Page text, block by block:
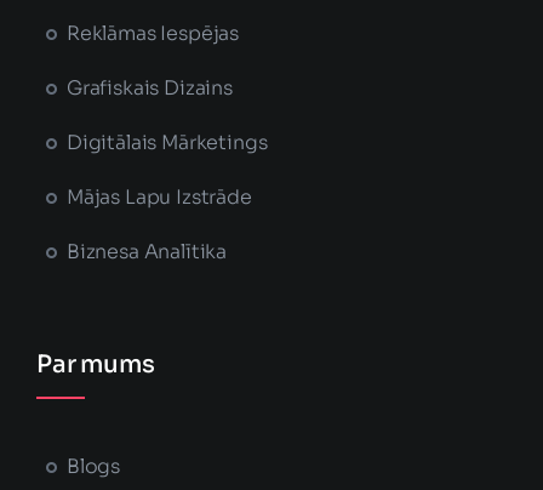
Reklāmas Iespējas
Grafiskais Dizains
Digitālais Mārketings
Mājas Lapu Izstrāde
Biznesa Analītika
Par mums
Blogs